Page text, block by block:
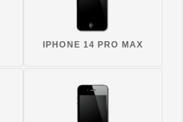
IPHONE 14 PRO MAX